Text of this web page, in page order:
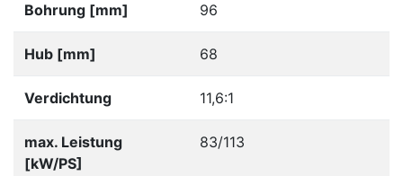
Bohrung [mm] 96
Hub [mm] 68
Verdichtung 11,6:1
max. Leistung
[kW/PS]
83/113